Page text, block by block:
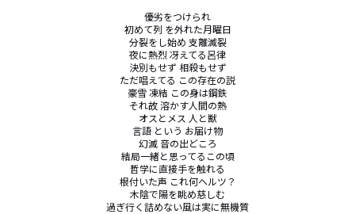
優劣をつけられ
初めて列 を外れた月曜日
分裂をし始め 支離滅裂
夜に熱烈 冴えてる呂律
決別もせず 相殺もせず
ただ唱えてる この存在の説
豪雪 凍結 この身は鋼鉄
それ故 溶かす人間の熱
オスとメス 人と獣
言語 という お届け物
幻滅 音の出どころ
結局一緒と思ってるこの頃
哲学に直接手を触れる
根付いた声 これ何ヘルツ？
木陰で陽を眺め慈しむ
過ぎ行く詰めない風は実に無機質